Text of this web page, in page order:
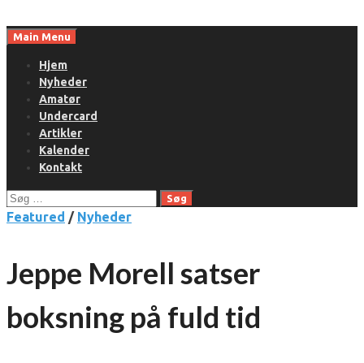
toMain Menu
Hjem
Nyheder
Amatør
Undercard
Artikler
Kalender
Kontakt
Søg
efter:
Featured / Nyheder
Jeppe Morell satser
boksning på fuld tid